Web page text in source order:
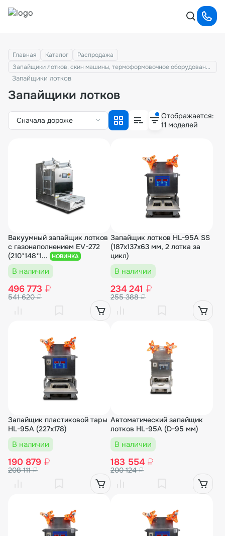
Главная Каталог Распродажа
Запайщики лотков, скин машины, термоформовочное оборудование
Запайщики лотков
Запайщики лотков
Сначала дороже
Отображается:
11 моделей
Вакуумный запайщик лотков
с газонаполнением EV-272
(210*148*1...
НОВИНКА
В наличии
496 773 ₽
541 620₽
Запайщик лотков HL-95A SS
(187х137x63 мм, 2 лотка за
цикл)
В наличии
234 241 ₽
255 388₽
Запайщик пластиковой тары
HL-95A (227х178)
В наличии
190 879 ₽
208 111₽
Автоматический запайщик
лотков HL-95A (D-95 мм)
В наличии
183 554 ₽
200 124₽